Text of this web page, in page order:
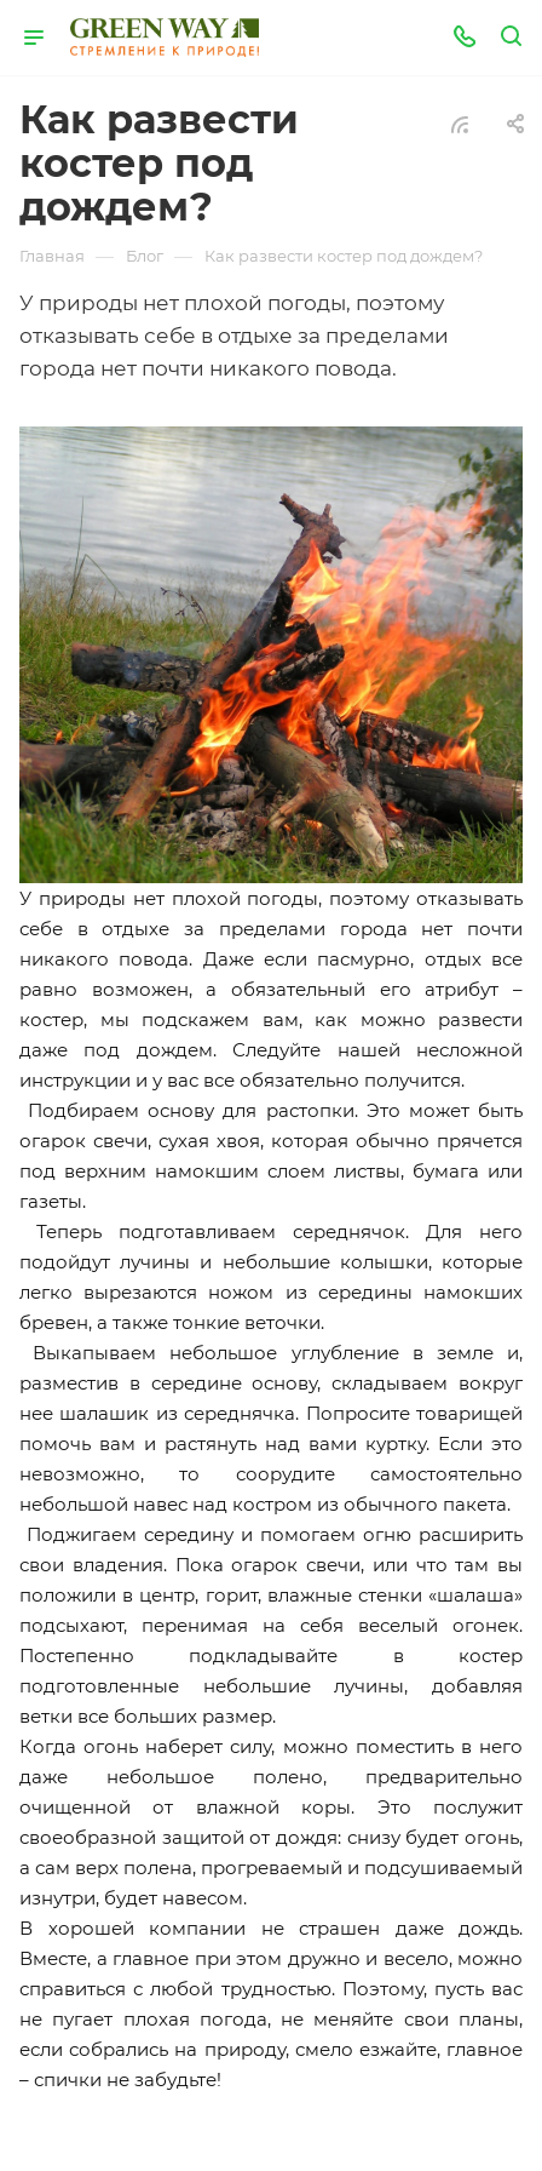
Как развести
костер под
дождем?
Главная — Блог — Как развести костер под дождем?
У природы нет плохой погоды, поэтому
отказывать себе в отдыхе за пределами
города нет почти никакого повода.
У природы нет плохой погоды, поэтому отказывать
себе в отдыхе за пределами города нет почти
никакого повода. Даже если пасмурно, отдых все
равно возможен, а обязательный его атрибут –
костер, мы подскажем вам, как можно развести
даже под дождем. Следуйте нашей несложной
инструкции и у вас все обязательно получится.
Подбираем основу для растопки. Это может быть
огарок свечи, сухая хвоя, которая обычно прячется
под верхним намокшим слоем листвы, бумага или
газеты.
Теперь подготавливаем середнячок. Для него
подойдут лучины и небольшие колышки, которые
легко вырезаются ножом из середины намокших
бревен, а также тонкие веточки.
Выкапываем небольшое углубление в земле и,
разместив в середине основу, складываем вокруг
нее шалашик из середнячка. Попросите товарищей
помочь вам и растянуть над вами куртку. Если это
невозможно, то соорудите самостоятельно
небольшой навес над костром из обычного пакета.
Поджигаем середину и помогаем огню расширить
свои владения. Пока огарок свечи, или что там вы
положили в центр, горит, влажные стенки «шалаша»
подсыхают, перенимая на себя веселый огонек.
Постепенно подкладывайте в костер
подготовленные небольшие лучины, добавляя
ветки все больших размер.
Когда огонь наберет силу, можно поместить в него
даже небольшое полено, предварительно
очищенной от влажной коры. Это послужит
своеобразной защитой от дождя: снизу будет огонь,
а сам верх полена, прогреваемый и подсушиваемый
изнутри, будет навесом.
В хорошей компании не страшен даже дождь.
Вместе, а главное при этом дружно и весело, можно
справиться с любой трудностью. Поэтому, пусть вас
не пугает плохая погода, не меняйте свои планы,
если собрались на природу, смело езжайте, главное
– спички не забудьте!